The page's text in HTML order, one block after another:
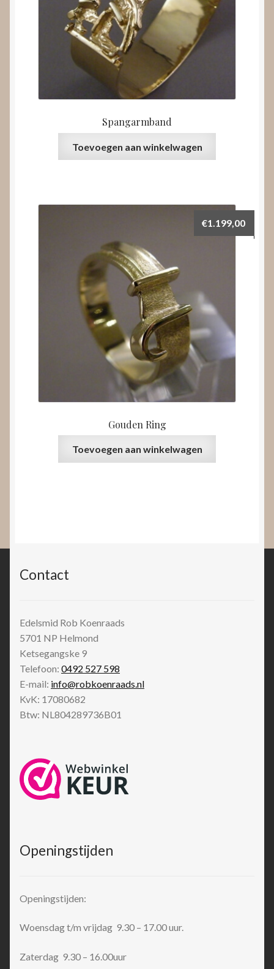
Spangarmband
Toevoegen aan winkelwagen
Gouden Ring
€1.199,00
Toevoegen aan winkelwagen
Contact
Edelsmid Rob Koenraads
5701 NP Helmond
Ketsegangske 9
Telefoon: 0492 527 598
E-mail: info@robkoenraads.nl
KvK: 17080682
Btw: NL804289736B01
Openingstijden
Openingstijden:
Woensdag t/m vrijdag 9.30 – 17.00 uur.
Zaterdag 9.30 – 16.00uur